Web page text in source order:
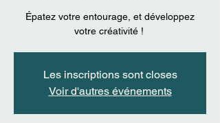
Épatez votre entourage, et développez
votre créativité !
Les inscriptions sont closes
Voir d'autres événements